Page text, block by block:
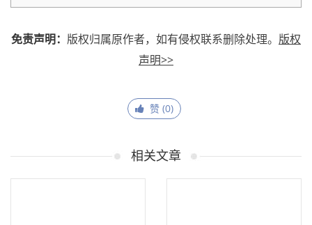
免责声明： 版权归属原作者，如有侵权联系删除处理。 版权
声明>>
赞 (0)
相关文章